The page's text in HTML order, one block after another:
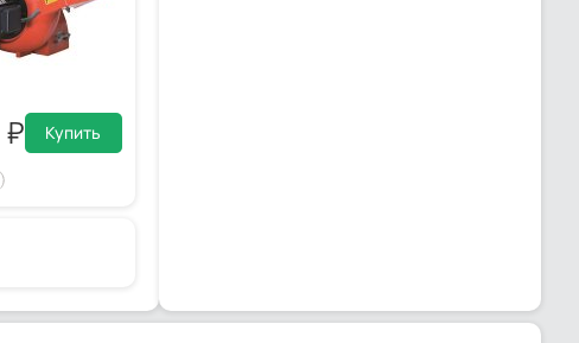
Купить